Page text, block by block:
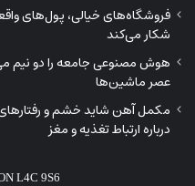
فروشگاه‌های خیالی، پول‌های
شکار می‌کند
هوش مصنوعی جامعه را دو نیم
عصر ماشین‌ها
مکمل آهن شاید خشم و
درباره ارتباط تغذیه و مغز
L4C 9S6